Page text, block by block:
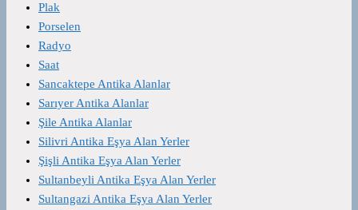
Plak
Porselen
Radyo
Saat
Sancaktepe Antika Alanlar
Sarıyer Antika Alanlar
Şile Antika Alanlar
Silivri Antika Eşya Alan Yerler
Şişli Antika Eşya Alan Yerler
Sultanbeyli Antika Eşya Alan Yerler
Sultangazi Antika Eşya Alan Yerler